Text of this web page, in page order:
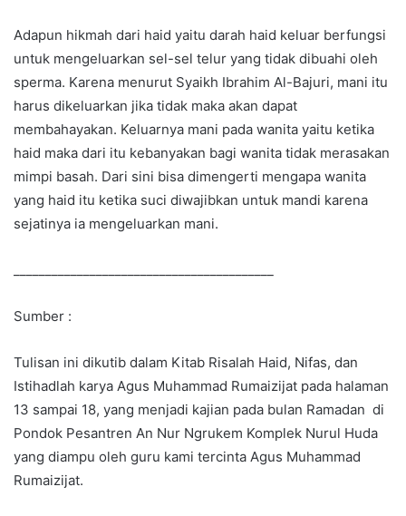
Adapun hikmah dari haid yaitu darah haid keluar berfungsi
untuk mengeluarkan sel-sel telur yang tidak dibuahi oleh
sperma. Karena menurut Syaikh Ibrahim Al-Bajuri, mani itu
harus dikeluarkan jika tidak maka akan dapat
membahayakan. Keluarnya mani pada wanita yaitu ketika
haid maka dari itu kebanyakan bagi wanita tidak merasakan
mimpi basah. Dari sini bisa dimengerti mengapa wanita
yang haid itu ketika suci diwajibkan untuk mandi karena
sejatinya ia mengeluarkan mani.
Sumber :
Tulisan ini dikutib dalam Kitab Risalah Haid, Nifas, dan
Istihadlah karya Agus Muhammad Rumaizijat pada halaman
13 sampai 18, yang menjadi kajian pada bulan Ramadan di
Pondok Pesantren An Nur Ngrukem Komplek Nurul Huda
yang diampu oleh guru kami tercinta Agus Muhammad
Rumaizijat.